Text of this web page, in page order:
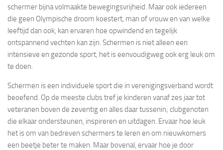
schermer bijna volmaakte bewegingsvrijheid. Maar ook iedereen
die geen Olympische droom koestert, man of vrouw en van welke
leeftijd dan ook, kan ervaren hoe opwindend en tegelijk
ontspannend vechten kan zijn. Schermen is niet alleen een
intensieve en gezonde sport, het is eenvoudigweg ook erg leuk om
te doen.
Schermen is een individuele sport die in verenigingsverband wordt
beoefend. Op de meeste clubs tref je kinderen vanaf zes jaar tot
veteranen boven de zeventig en alles daar tussenin; clubgenoten
die elkaar ondersteunen, inspireren en uitdagen. Ervaar hoe leuk
het is om van bedreven schermers te leren en om nieuwkomers
een beetje beter te maken. Maar bovenal, ervaar hoe je door